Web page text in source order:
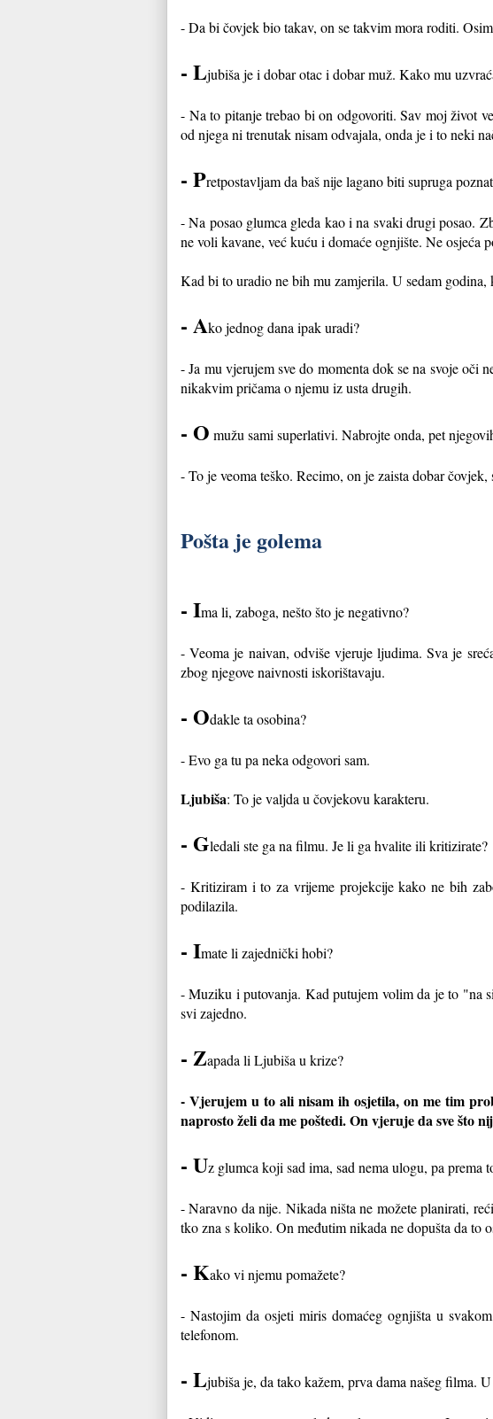
- Da bi čovjek bio takav, on se takvim mora roditi.
- Ljubiša je i dobar otac i dobar muž. Kako mu
- Na to pitanje trebao bi on odgovoriti. Sav moj život
od njega ni trenutak nisam odvajala, onda je i to neki
- Pretpostavljam da baš nije lagano biti supruga
- Na posao glumca gleda kao i na svaki drugi posao.
ne voli kavane, već kuću i domaće ognjište. Ne osjeća
Kad bi to uradio ne bih mu zamjerila. U sedam
- Ako jednog dana ipak uradi?
- Ja mu vjerujem sve do momenta dok se na svoje oči
nikakvim pričama o njemu iz usta drugih.
- O mužu sami superlativi. Nabrojte onda, pet
- To je veoma teško. Recimo, on je zaista dobar
Pošta je golema
- Ima li, zaboga, nešto što je negativno?
- Veoma je naivan, odviše vjeruje ljudima. Sva je
zbog njegove naivnosti iskorištavaju.
- Odakle ta osobina?
- Evo ga tu pa neka odgovori sam.
Ljubiša: To je valjda u čovjekovu karakteru.
- Gledali ste ga na filmu. Je li ga hvalite ili kritizirate?
- Kritiziram i to za vrijeme projekcije kako ne bih
podilazila.
- Imate li zajednički hobi?
- Muziku i putovanja. Kad putujem volim da je to "na
svi zajedno.
- Zapada li Ljubiša u krize?
- Vjerujem u to ali nisam ih osjetila, on me tim
naprosto želi da me poštedi. On vjeruje da sve što
- Uz glumca koji sad ima, sad nema ulogu, pa prema
- Naravno da nije. Nikada ništa ne možete planirati,
tko zna s koliko. On međutim nikada ne dopušta da to
- Kako vi njemu pomažete?
- Nastojim da osjeti miris domaćeg ognjišta u
telefonom.
- Ljubiša je, da tako kažem, prva dama našeg filma.